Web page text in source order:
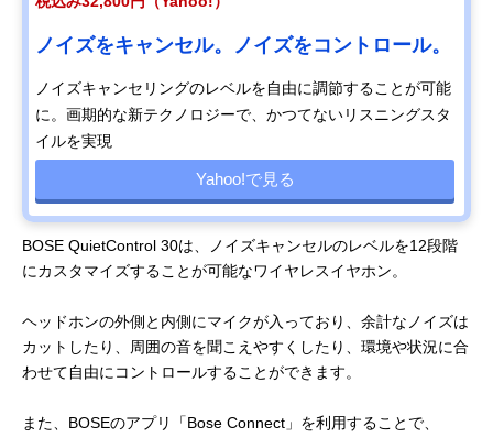
ノイズをキャンセル。ノイズをコントロール。
ノイズキャンセリングのレベルを自由に調節することが可能
に。画期的な新テクノロジーで、かつてないリスニングスタ
イルを実現
Yahoo!で見る
BOSE QuietControl 30は、ノイズキャンセルのレベルを12段階
にカスタマイズすることが可能なワイヤレスイヤホン。
ヘッドホンの外側と内側にマイクが入っており、余計なノイズは
カットしたり、周囲の音を聞こえやすくしたり、環境や状況に合
わせて自由にコントロールすることができます。
また、BOSEのアプリ「Bose Connect」を利用することで、